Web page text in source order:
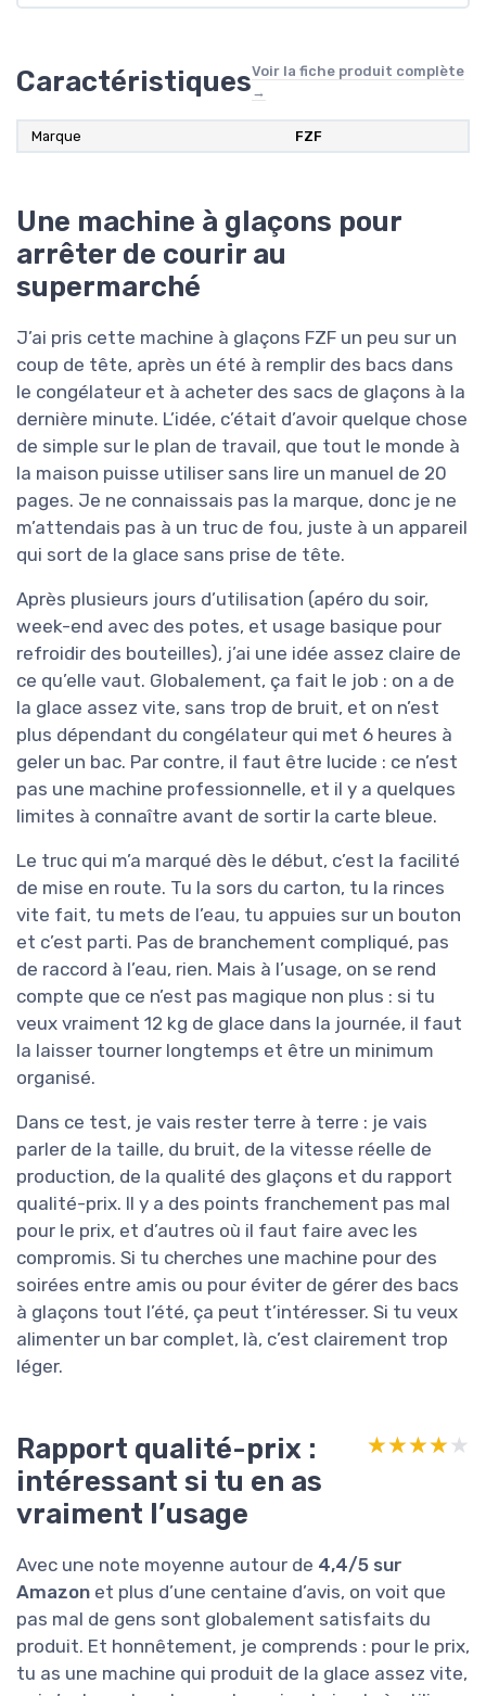
CaractéristiquesVoir la fiche produit complète
→
Marque FZF
Une machine à glaçons pour
arrêter de courir au
supermarché
J’ai pris cette machine à glaçons FZF un peu sur un
coup de tête, après un été à remplir des bacs dans
le congélateur et à acheter des sacs de glaçons à la
dernière minute. L’idée, c’était d’avoir quelque chose
de simple sur le plan de travail, que tout le monde à
la maison puisse utiliser sans lire un manuel de 20
pages. Je ne connaissais pas la marque, donc je ne
m’attendais pas à un truc de fou, juste à un appareil
qui sort de la glace sans prise de tête.
Après plusieurs jours d’utilisation (apéro du soir,
week-end avec des potes, et usage basique pour
refroidir des bouteilles), j’ai une idée assez claire de
ce qu’elle vaut. Globalement, ça fait le job : on a de
la glace assez vite, sans trop de bruit, et on n’est
plus dépendant du congélateur qui met 6 heures à
geler un bac. Par contre, il faut être lucide : ce n’est
pas une machine professionnelle, et il y a quelques
limites à connaître avant de sortir la carte bleue.
Le truc qui m’a marqué dès le début, c’est la facilité
de mise en route. Tu la sors du carton, tu la rinces
vite fait, tu mets de l’eau, tu appuies sur un bouton
et c’est parti. Pas de branchement compliqué, pas
de raccord à l’eau, rien. Mais à l’usage, on se rend
compte que ce n’est pas magique non plus : si tu
veux vraiment 12 kg de glace dans la journée, il faut
la laisser tourner longtemps et être un minimum
organisé.
Dans ce test, je vais rester terre à terre : je vais
parler de la taille, du bruit, de la vitesse réelle de
production, de la qualité des glaçons et du rapport
qualité-prix. Il y a des points franchement pas mal
pour le prix, et d’autres où il faut faire avec les
compromis. Si tu cherches une machine pour des
soirées entre amis ou pour éviter de gérer des bacs
à glaçons tout l’été, ça peut t’intéresser. Si tu veux
alimenter un bar complet, là, c’est clairement trop
léger.
Rapport qualité-prix :
intéressant si tu en as
vraiment l’usage
★★★★★
★★★★★
Avec une note moyenne autour de 4,4/5 sur
Amazon et plus d’une centaine d’avis, on voit que
pas mal de gens sont globalement satisfaits du
produit. Et honnêtement, je comprends : pour le prix,
tu as une machine qui produit de la glace assez vite,